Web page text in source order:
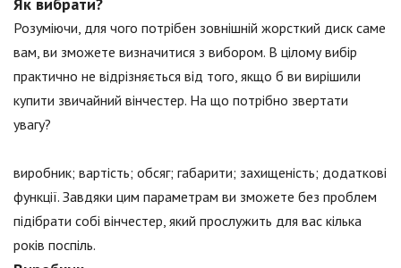
Розуміючи, для чого потрібен зовнішній жорсткий диск саме
вам, ви зможете визначитися з вибором. В цілому вибір
практично не відрізняється від того, якщо б ви вирішили
купити звичайний вінчестер. На що потрібно звертати
увагу?
виробник; вартість; обсяг; габарити; захищеність; додаткові
функції. Завдяки цим параметрам ви зможете без проблем
підібрати собі вінчестер, який прослужить для вас кілька
років поспіль.